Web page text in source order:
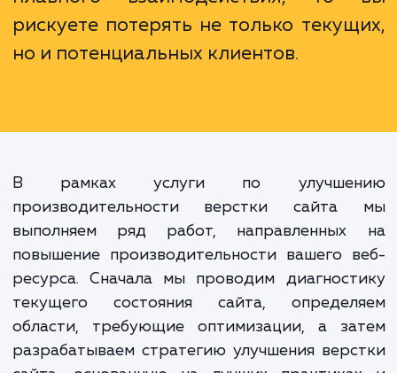
вопрос скорости. Это вопрос
ваш сайт не
плавного взаимодействия, то
рискуете потерять не только
но и потенциальных клиентов.